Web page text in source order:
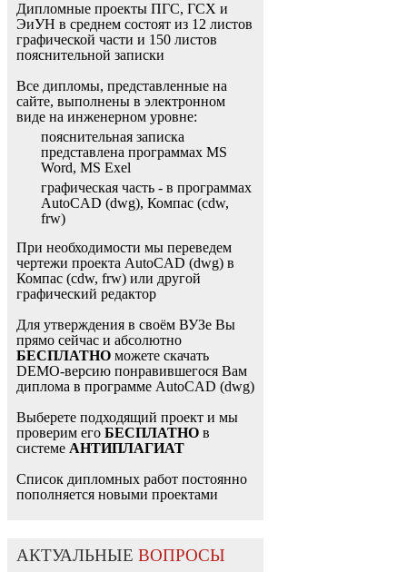
Дипломные проекты ПГС, ГСХ и
ЭиУН в среднем состоят из 12 листов
графической части и 150 листов
пояснительной записки
Все дипломы, представленные на
сайте, выполнены в электронном
виде на инженерном уровне:
пояснительная записка
представлена программах MS
Word, MS Exel
графическая часть - в программах
AutoCAD (dwg), Компас (cdw,
frw)
При необходимости мы переведем
чертежи проекта AutoCAD (dwg) в
Компас (cdw, frw) или другой
графический редактор
Для утверждения в своём ВУЗе Вы
прямо сейчас и абсолютно
БЕСПЛАТНО можете скачать
DEMO-версию понравившегося Вам
диплома в программе AutoCAD (dwg)
Выберете подходящий проект и мы
проверим его БЕСПЛАТНО в
системе АНТИПЛАГИАТ
Список дипломных работ постоянно
пополняется новыми проектами
АКТУАЛЬНЫЕ ВОПРОСЫ